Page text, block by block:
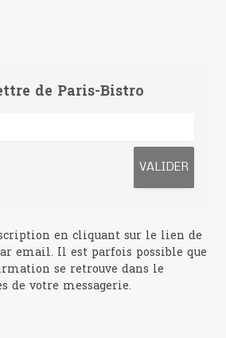
de Paris-Bistro
en cliquant sur le lien de
email. Il est parfois possible que
se retrouve dans le
de votre messagerie.